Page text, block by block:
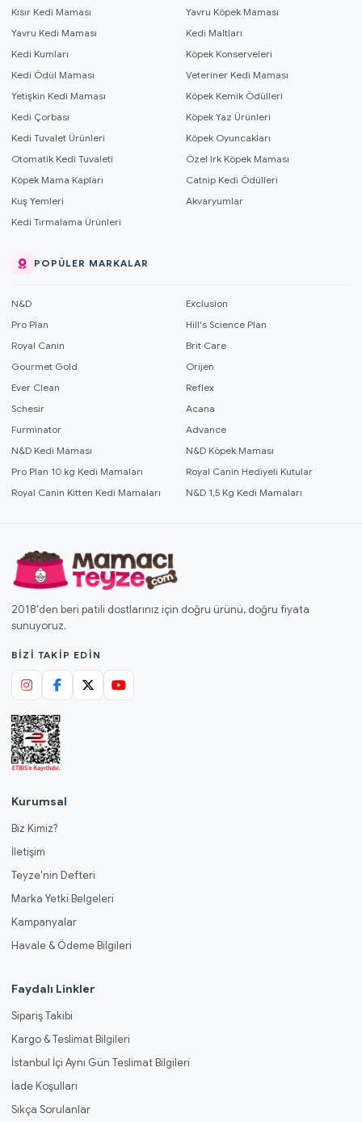
Kısır Kedi Maması
Yavru Köpek Maması
Yavru Kedi Maması
Kedi Maltları
Kedi Kumları
Köpek Konserveleri
Kedi Ödül Maması
Veteriner Kedi Maması
Yetişkin Kedi Maması
Köpek Kemik Ödülleri
Kedi Çorbası
Köpek Yaz Ürünleri
Kedi Tuvalet Ürünleri
Köpek Oyuncakları
Otomatik Kedi Tuvaleti
Özel Irk Köpek Maması
Köpek Mama Kapları
Catnip Kedi Ödülleri
Kuş Yemleri
Akvaryumlar
Kedi Tırmalama Ürünleri
POPÜLER MARKALAR
N&D
Exclusion
Pro Plan
Hill's Science Plan
Royal Canin
Brit Care
Gourmet Gold
Orijen
Ever Clean
Reflex
Schesir
Acana
Furminator
Advance
N&D Kedi Maması
N&D Köpek Maması
Pro Plan 10 kg Kedi Mamaları
Royal Canin Hediyeli Kutular
Royal Canin Kitten Kedi Mamaları
N&D 1,5 Kg Kedi Mamaları
2018'den beri patili dostlarınız için doğru ürünü, doğru fiyata
sunuyoruz.
BIZI TAKIP EDIN
Kurumsal
Biz Kimiz?
İletişim
Teyze'nin Defteri
Marka Yetki Belgeleri
Kampanyalar
Havale & Ödeme Bilgileri
Faydalı Linkler
Sipariş Takibi
Kargo & Teslimat Bilgileri
İstanbul İçi Aynı Gün Teslimat Bilgileri
İade Koşulları
Sıkça Sorulanlar